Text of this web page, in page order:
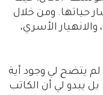
حياتها. ومن خلال
الأسري،
لم يتضح لي وجود أية
يبدو لي أن الكاتب